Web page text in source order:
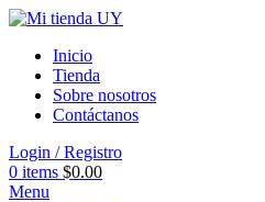
Inicio
Tienda
Sobre nosotros
Contáctanos
Login / Registro
0 items $0.00
Menu